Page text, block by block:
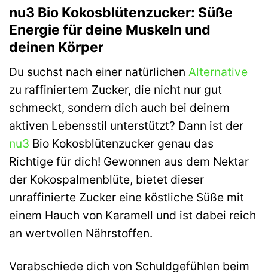
nu3 Bio Kokosblütenzucker: Süße
Energie für deine Muskeln und
deinen Körper
Du suchst nach einer natürlichen Alternative
zu raffiniertem Zucker, die nicht nur gut
schmeckt, sondern dich auch bei deinem
aktiven Lebensstil unterstützt? Dann ist der
nu3 Bio Kokosblütenzucker genau das
Richtige für dich! Gewonnen aus dem Nektar
der Kokospalmenblüte, bietet dieser
unraffinierte Zucker eine köstliche Süße mit
einem Hauch von Karamell und ist dabei reich
an wertvollen Nährstoffen.
Verabschiede dich von Schuldgefühlen beim